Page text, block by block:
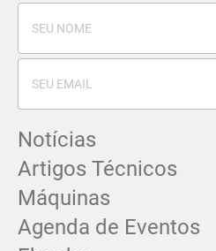
Notícias
Artigos Técnicos
Máquinas
Agenda de Eventos